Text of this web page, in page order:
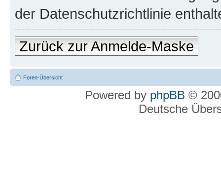
der Datenschutzrichtlinie
Zurück zur Anmelde-Maske
Foren-Übersicht
Powered by phpBB ©
Deutsche